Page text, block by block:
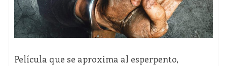
Película que se aproxima al esperpento,